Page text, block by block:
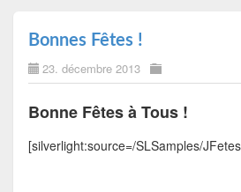
Bonnes Fêtes !
23. décembre 2013
Bonne Fêtes à Tous !
[silverlight:source=/SLSamples/